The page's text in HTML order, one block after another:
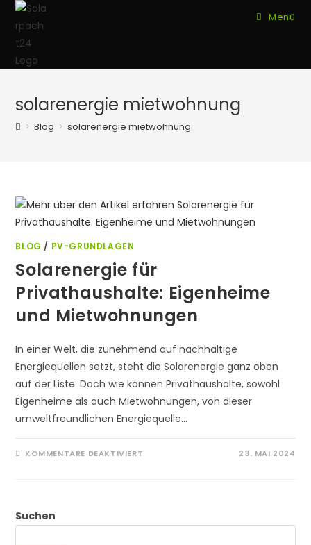
Zum
Inhalt
springen
Menü
solarenergie mietwohnung
> Blog > solarenergie mietwohnung
BLOG / PV-GRUNDLAGEN
Solarenergie für
Privathaushalte: Eigenheime
und Mietwohnungen
In einer Welt, die zunehmend auf nachhaltige
Energiequellen setzt, steht die Solarenergie ganz oben
auf der Liste. Doch wie können Privathaushalte, sowohl
Eigenheime als auch Mietwohnungen, von dieser
umweltfreundlichen Energiequelle…
KOMMENTARE DEAKTIVIERT 23. MAI 2024
Suchen